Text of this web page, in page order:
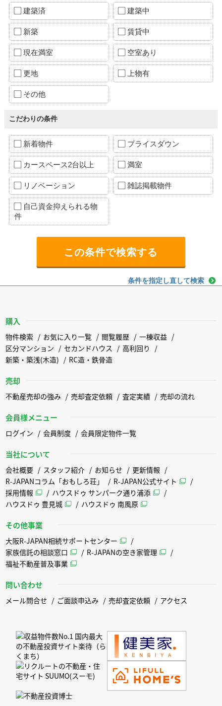
建築済 建築中
新築 賃貸中
現在満室 空室あり
更地 上物有
その他
こだわりの条件
新着物件 プライスダウン
カースペース2台以上 満室
リノベーション 雑誌掲載物件
自己資金抑えられる物
件
条件を指定し直して検索
購入
物件検索 お気に入り一覧 閲覧履歴
一棟収益
区分マンション
セカンドハウス
高利回り
新築・築浅(木造)
RC造・鉄骨造
売却
不動産売却の強み 売却査定依頼 査定実績 売却の流れ
会員様メニュー
ログイン 会員制度 会員限定物件一覧
当社について
会社概要 スタッフ紹介 お知らせ
更新情報
R-JAPANコラム「おもしろ荘」
R-JAPAN公式サイト
採用情報
ハウスドゥ サンパーク通り浦添
ハウスドゥ 豊見城
ハウスドゥ 南風原
その他事業
大阪R-JAPAN相続サポートセンター
家族信託の相談窓口
R-JAPANの空き家管理
福祉不動産普及事業
問い合わせ
メール問合せ ご面談申込み 売却査定依頼 アクセス